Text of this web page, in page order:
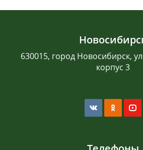
630015, город Новосибирск,
корпус 3